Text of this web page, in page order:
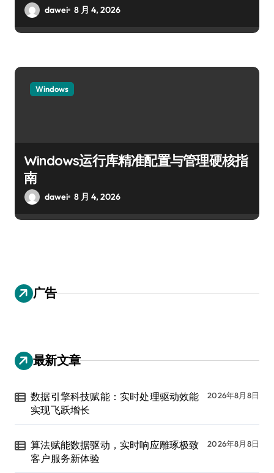
dawei 8 月 4, 2026
Windows
Windows运行库精准配置与管理硬核指
南
dawei 8 月 4, 2026
广告
最新文章
数据引擎科技赋能：实时处理驱动效能
实现飞跃增长
2026年8月8日
算法赋能数据驱动，实时响应雕琢极致
客户服务新体验
2026年8月8日